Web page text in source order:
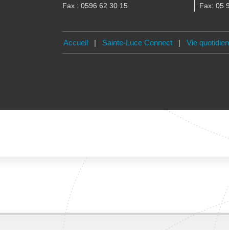
Fax : 0596 62 30 15
Fax: 05
Accueil| Sainte-Luce Connect| Vie